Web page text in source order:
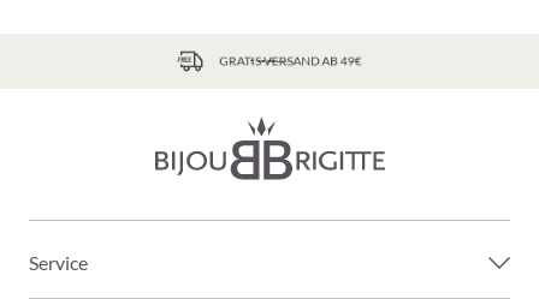
GRATIS VERSAND AB 49€
Service